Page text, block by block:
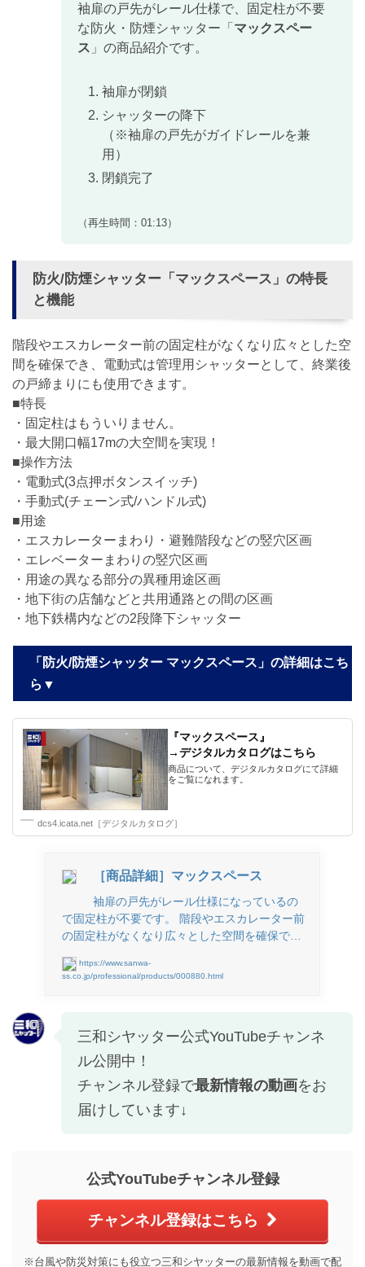
袖扉の戸先がレール仕様で、固定柱が不要
な防火・防煙シャッター「 マックスペー
ス 」の商品紹介です。
袖扉が閉鎖
シャッターの降下
（※袖扉の戸先がガイドレールを兼
用）
閉鎖完了
（再生時間：01:13）
防火/防煙シャッター「 マックスペース 」の特長
と機能
階段やエスカレーター前の固定柱がなくなり広々とした空
間を確保でき、電動式は管理用シャッターとして、終業後
の戸締まりにも使用できます。
■特長
・固定柱はもういりません。
・最大開口幅17mの大空間を実現！
■操作方法
・電動式(3点押ボタンスイッチ)
・手動式(チェーン式/ハンドル式)
■用途
・エスカレーターまわり・避難階段などの竪穴区画
・エレベーターまわりの竪穴区画
・用途の異なる部分の異種用途区画
・地下街の店舗などと共用通路との間の区画
・地下鉄構内などの2段降下シャッター
「防火/防煙シャッター マックスペース」の詳細はこち
ら▼
『マックスペース』
→デジタルカタログはこちら
商品について、デジタルカタログにて詳細
をご覧になれます。
dcs4.icata.net［デジタルカタログ］
［商品詳細］マックスペース
袖扉の戸先がレール仕様になっているの
で固定柱が不要です。 階段やエスカレーター前
の固定柱がなくなり広々とした空間を確保で…
https://www.sanwa-
ss.co.jp/professional/products/000880.html
三和シヤッター公式YouTubeチャンネ
ル公開中！
チャンネル登録で最新情報の動画をお
届けしています↓
公式YouTubeチャンネル登録
チャンネル登録はこちら
※台風や防災対策にも役立つ三和シヤッターの最新情報を動画で配